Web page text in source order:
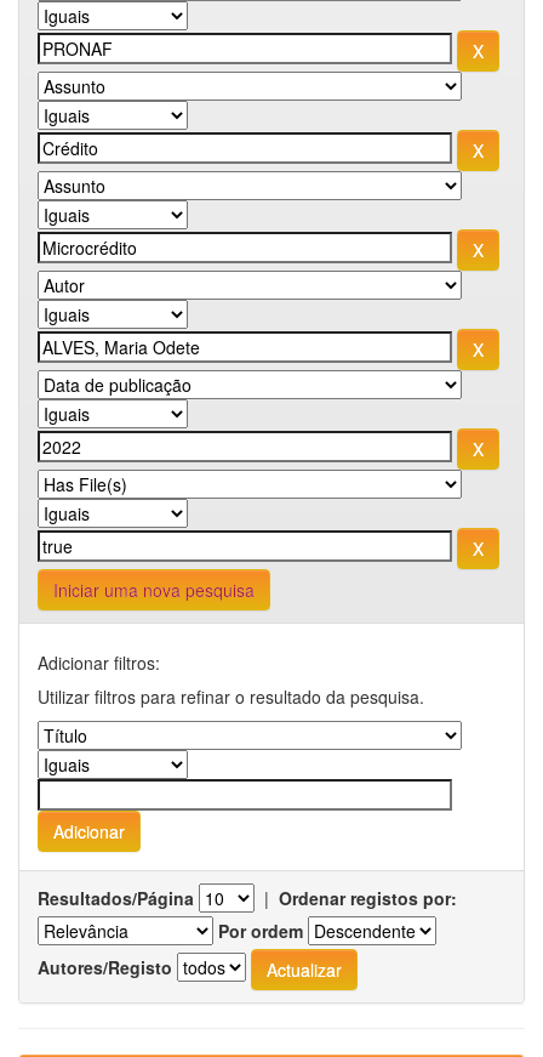
Iniciar uma nova pesquisa
Adicionar filtros:
Utilizar filtros para refinar o resultado da pesquisa.
Resultados/Página | Ordenar registos por:
Por ordem
Autores/Registo